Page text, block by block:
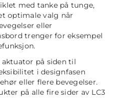
med tanke på tunge,
optimale valg når
eller
trenger for eksempel
aktuator på siden til
i designfasen
eller flere bevegelser.
på alle fire sider av LC3